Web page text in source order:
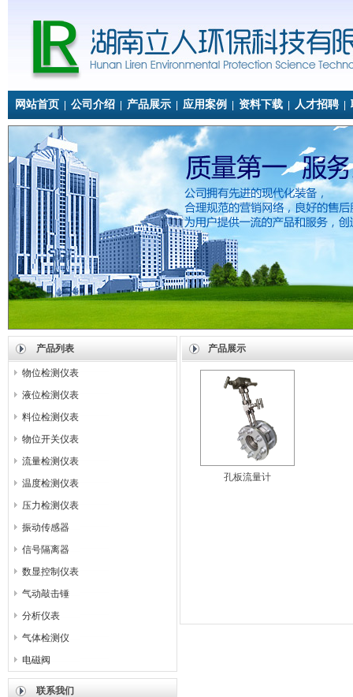
网站首页 公司介绍 产品展示 应用案例 资料下载 人才招聘
产品列表
物位检测仪表
液位检测仪表
料位检测仪表
物位开关仪表
流量检测仪表
温度检测仪表
压力检测仪表
振动传感器
信号隔离器
数显控制仪表
气动敲击锤
分析仪表
气体检测仪
电磁阀
联系我们
产品展示
孔板流量计